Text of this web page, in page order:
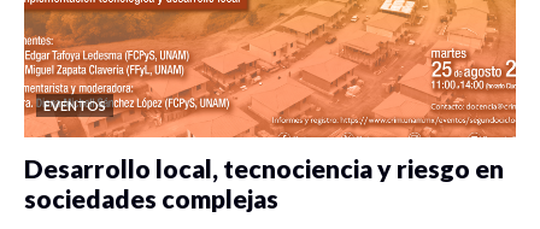
EVENTOS
Desarrollo local, tecnociencia y riesgo en
sociedades complejas